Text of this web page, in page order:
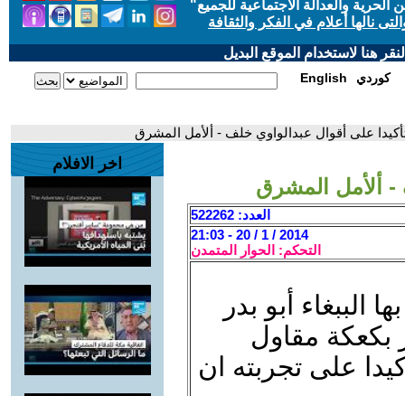
والعدالة الاجتماعية للجميع"
نالها أعلام في الفكر والثقافة
هنا لاستخدام الموقع البديل
English كوردي
على أقوال عبدالواوي خلف - ألأمل المشرق
- ألأمل المشرق
العدد: 522262
2014 / 1 / 20 - 21:03
التحكم: الحوار المتمدن
الببغاء أبو بدر
بكعكة مقاول
على تجربته ان
اخر الافلام